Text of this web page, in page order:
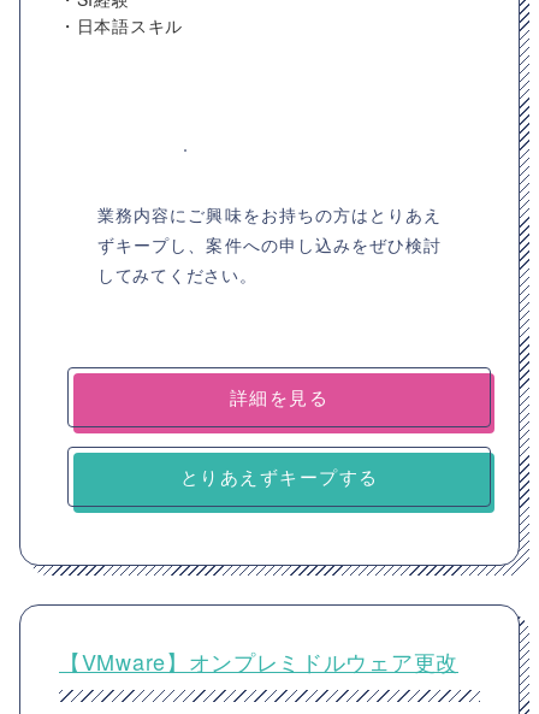
・日本語スキル
業務内容にご興味をお持ちの方はとりあえ
ずキープし、案件への申し込みをぜひ検討
してみてください。
詳細を見る
とりあえずキープする
【VMware】オンプレミドルウェア更改